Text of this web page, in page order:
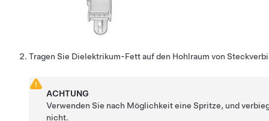
Tragen Sie Dielektrikum-Fett auf den Hohlraum von
ACHTUNG
Verwenden Sie nach Möglichkeit eine Spritze, und
nicht.